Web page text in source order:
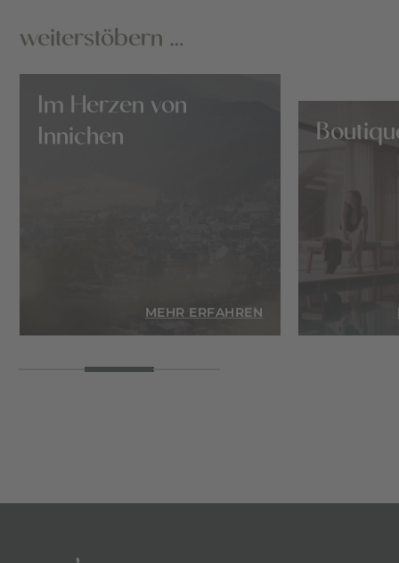
weiterstöbern …
Im Herzen von
Innichen
MEHR ERFAHREN